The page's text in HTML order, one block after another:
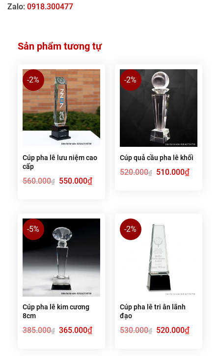
Zalo: 0918.300477
Sản phẩm tương tự
-2%
Cúp pha lê lưu niệm cao
cấp
560.000₫
Giá
gốc
550.000₫Giá
hiện
-2%
Cúp quả cầu pha lê khối
520.000₫
Giá
gốc
510.000₫Giá
hiện
-5%
Cúp pha lê kim cương
8cm
385.000₫ Giá
gốc
365.000₫Giá
hiện
-2%
Cúp pha lê tri ân lãnh
đạo
530.000₫
Giá
gốc
520.000₫Giá
hiện